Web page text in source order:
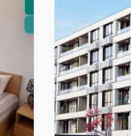
🏠 Вторичное жилье
🔥Новинка